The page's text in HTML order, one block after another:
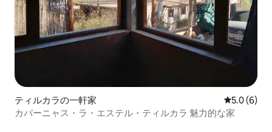
ティルカラの一軒家 レビュー6
5.0 (6)
カバーニャス・ラ・エステル・ティルカラ 魅力的な家